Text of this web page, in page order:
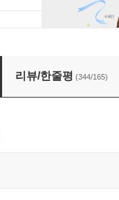
리뷰/한줄평 (344/165)